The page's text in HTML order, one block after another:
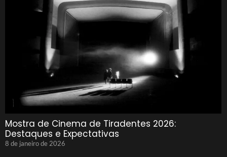
Mostra de Cinema de Tiradentes 2026:
Destaques e Expectativas
8 de janeiro de 2026